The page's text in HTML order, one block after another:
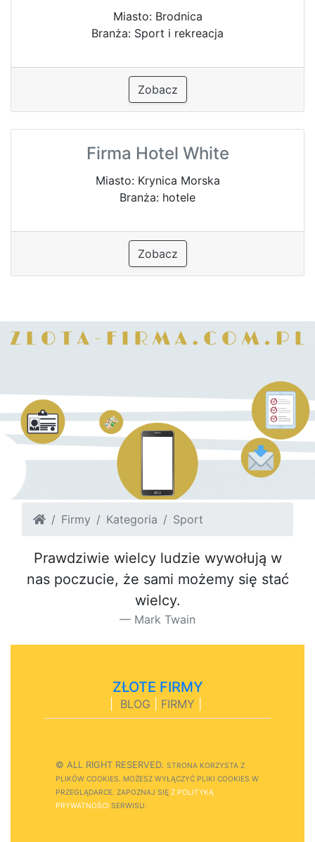
Miasto: Brodnica
Branża: Sport i rekreacja
Zobacz
Firma Hotel White
Miasto: Krynica Morska
Branża: hotele
Zobacz
Firmy Kategoria Sport
Prawdziwie wielcy ludzie wywołują w
nas poczucie, że sami możemy się stać
wielcy.
Mark Twain
ZŁOTE FIRMY
BLOG FIRMY
© ALL RIGHT RESERVED. STRONA KORZYSTA Z
PLIKÓW COOKIES. MOŻESZ WYŁ ĄCZYĆ PL IKI COOKIES W
PRZEGLĄDARCE. ZAPOZNAJ SIĘ Z POLITYKĄ
PRYWATNOŚCI SERWISU.